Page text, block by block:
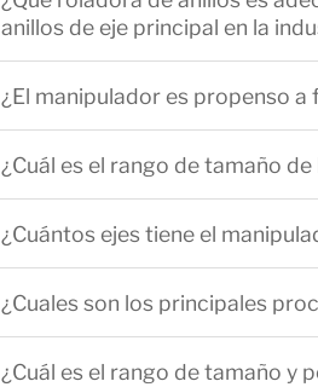
anillos de eje principal en la
¿El manipulador es propenso
¿Cuál es el rango de tamaño
¿Cuántos ejes tiene el
¿Cuales son los principales
¿Cuál es el rango de tamaño y